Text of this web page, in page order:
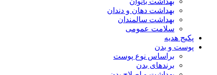
بهداشت دهان و دندان
بهداشت سالمندان
سلامت عمومی
پکیج هدیه
پوست و بدن
براساس نوع پوست
برندهای بدن